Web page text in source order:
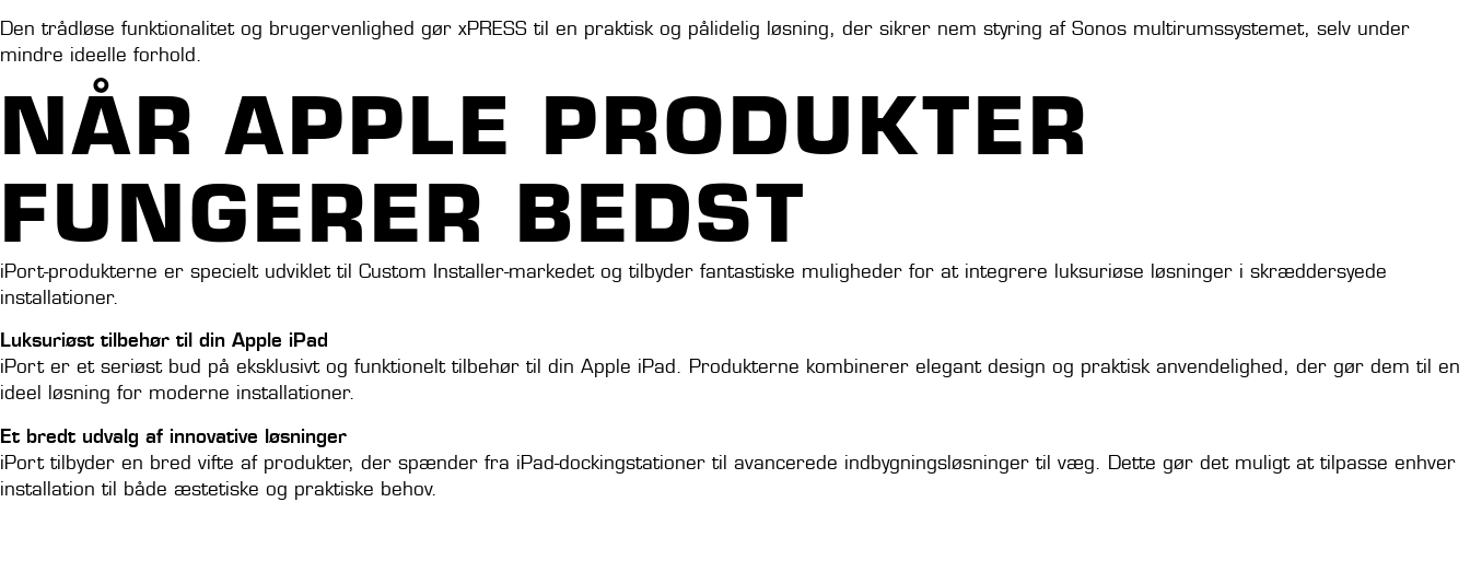
Den trådløse funktionalitet og brugervenlighed gør xPRESS til en praktisk og pålidelig løsning, der sikrer nem styring af Sonos multirumssystemet, selv under
mindre ideelle forhold.
NÅR APPLE PRODUKTER
FUNGERER BEDST
iPort-produkterne er specielt udviklet til Custom Installer-markedet og tilbyder fantastiske muligheder for at integrere luksuriøse løsninger i skræddersyede
installationer.
Luksuriøst tilbehør til din Apple iPad
iPort er et seriøst bud på eksklusivt og funktionelt tilbehør til din Apple iPad. Produkterne kombinerer elegant design og praktisk anvendelighed, der gør dem til en
ideel løsning for moderne installationer.
Et bredt udvalg af innovative løsninger
iPort tilbyder en bred vifte af produkter, der spænder fra iPad-dockingstationer til avancerede indbygningsløsninger til væg. Dette gør det muligt at tilpasse enhver
installation til både æstetiske og praktiske behov.